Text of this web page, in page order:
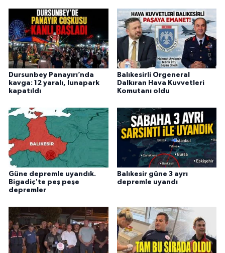
Dursunbey Panayırı’nda
kavga: 12 yaralı, lunapark
kapatıldı
Balıkesirli Orgeneral
Dalkıran Hava Kuvvetleri
Komutanı oldu
Güne depremle uyandık.
Bigadiç'te peş peşe
depremler
Balıkesir güne 3 ayrı
depremle uyandı